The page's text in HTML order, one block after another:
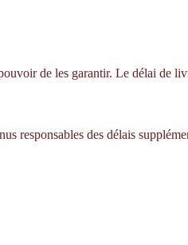
de les garantir. Le délai de
responsables des délais